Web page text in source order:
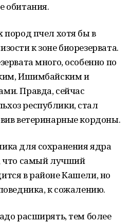
обитания.
пород пчел хотя бы в
к зоне биорезервата.
много, особенно по
Ишимбайским и
Правда, сейчас
республики, стал
ветеринарные кордоны.
для сохранения ядра
что самый лучший
в районе Кашели, но
к сожалению.
расширять, тем более